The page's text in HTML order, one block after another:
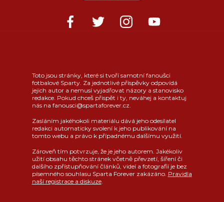
Toto jsou stránky, které si tvoří samotní fanoušci
fotbalové Sparty. Za jednotlivé příspěvky odpovídá
jejich autor a nemusí vyjadřovat názory a stanovisko
redakce. Pokud chceš přispět i ty, neváhej a kontaktuj
nás na fanousci@spartaforever.cz.
Zasláním jakéhokoli materiálu dává jeho odesílatel
redakci automaticky svolení k jeho publikování na
tomto webu a právo k případnému dalšímu využití.
Zároveň tím potvrzuje, že je jeho autorem. Jakékoliv
užití obsahu těchto stránek včetně převzetí, šíření či
dalšího zpřístupňování článků, videí a fotografií je bez
písemného souhlasu Sparta Forever zakázáno. Pravidla
naší registrace a diskuze.